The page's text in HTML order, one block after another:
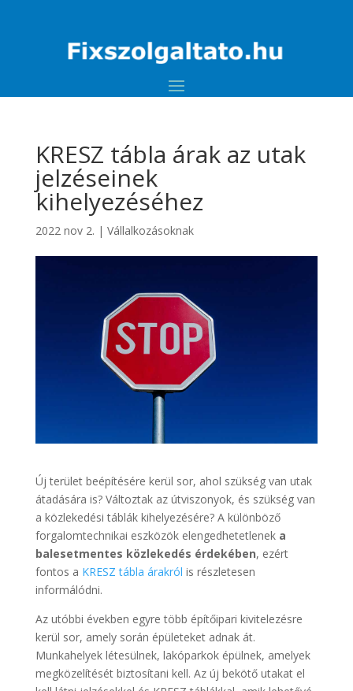
KRESZ tábla árak az utak
jelzéseinek
kihelyezéséhez
2022 nov 2. | Vállalkozásoknak
Új terület beépítésére kerül sor, ahol szükség van utak
átadására is? Változtak az útviszonyok, és szükség van
a közlekedési táblák kihelyezésére? A különböző
forgalomtechnikai eszközök elengedhetetlenek a
balesetmentes közlekedés érdekében, ezért
fontos a KRESZ tábla árakról is részletesen
informálódni.
Az utóbbi években egyre több építőipari kivitelezésre
kerül sor, amely során épületeket adnak át.
Munkahelyek létesülnek, lakóparkok épülnek, amelyek
megközelítését biztosítani kell. Az új bekötő utakat el